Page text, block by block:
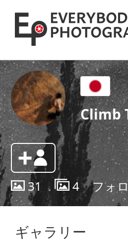
Climb
31 4 フォ
ギャラリー